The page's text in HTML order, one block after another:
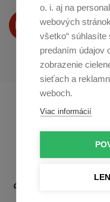
o. i. aj na
webových
všetko“
predaním údajov
zobrazenie
sieťach a
weboch.
Viac informácií
Produkty Vám
na Youtube